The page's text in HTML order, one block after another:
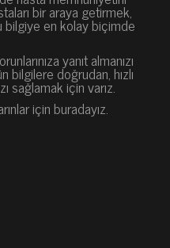
bir araya getirmek,
bilgiye en kolay biçimde
yanıt almanızı
bilgilere doğrudan, hızlı
sağlamak için varız.
için buradayız.